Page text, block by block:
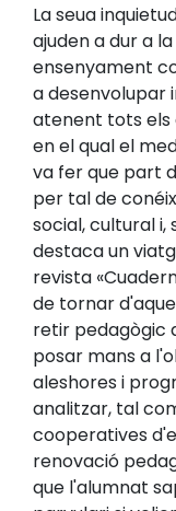
La seua
ajuden a dur a
ensenyament
a desenvolupar
atenent tots els
en el qual el
va fer que part
per tal de
social, cultural i,
destaca un
revista
de tornar
retir pedagògic
posar mans a
aleshores i
analitzar, tal
cooperatives
renovació
que l'alumnat